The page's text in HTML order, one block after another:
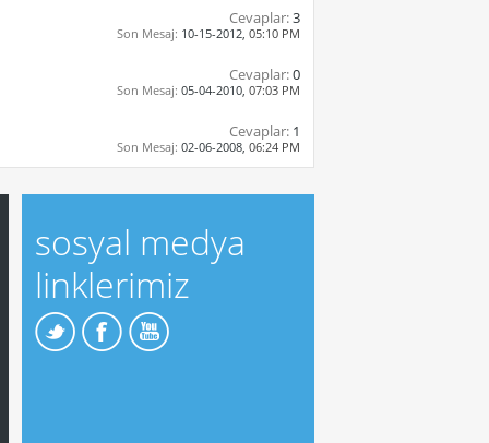
Cevaplar:3
Son Mesaj: 10-15-2012, 05:10 PM
Cevaplar:0
Son Mesaj: 05-04-2010, 07:03 PM
Cevaplar: 1
Son Mesaj: 02-06-2008, 06:24 PM
sosyal medya
linklerimiz